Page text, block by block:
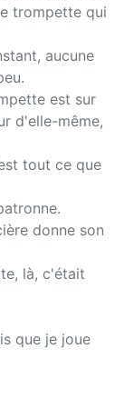
trompette qui
aucune
est sur
d'elle-même,
tout ce que
donne son
là, c'était
que je joue